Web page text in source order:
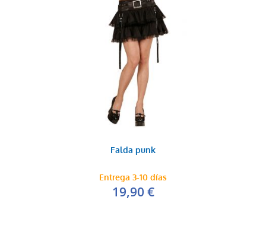
Falda punk
Entrega 3-10 días
19,90 €